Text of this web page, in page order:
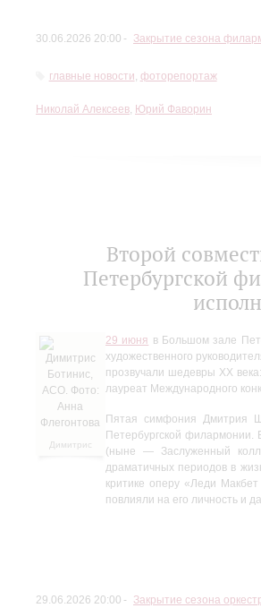
30.06.2026 20:00 Закрытие сезона
главные новости, фоторепортаж
Николай Алексеев, Юрий Фаворин
Второй
Петербургской
Димитрис
29 июня в Большом зале
художественного
прозвучали шедевры XX
лауреат Международного
Пятая симфония Дмитрия
Петербургской филармонии.
(ныне — Заслуженный
драматичных периодов в
критике оперу «Леди
повлияли на его личность и
29.06.2026 20:00 Закрытие сезона